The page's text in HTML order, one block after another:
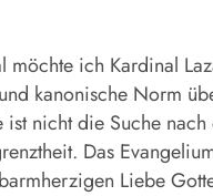
ich Kardinal
kanonische Norm
nicht die Suche
Das
Liebe